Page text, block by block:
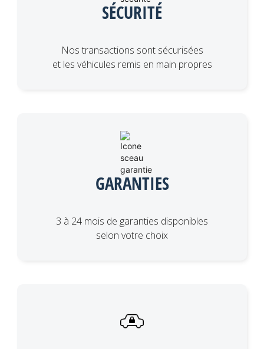
SÉCURITÉ
Nos transactions sont sécurisées
et les véhicules remis en main propres
GARANTIES
3 à 24 mois de garanties disponibles
selon votre choix